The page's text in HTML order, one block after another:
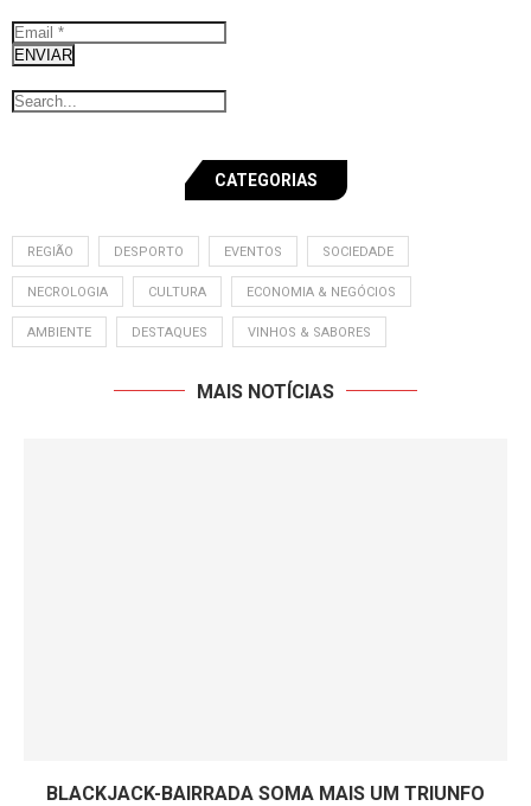
ENVIAR
CATEGORIAS
REGIÃO DESPORTO EVENTOS SOCIEDADE
NECROLOGIA CULTURA ECONOMIA & NEGÓCIOS
AMBIENTE DESTAQUES VINHOS & SABORES
MAIS NOTÍCIAS
BLACKJACK-BAIRRADA SOMA MAIS UM TRIUNFO